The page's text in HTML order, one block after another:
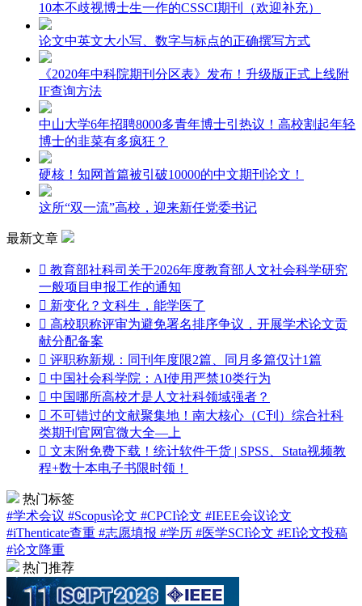
10本不歧视博士生一作的CSSCI期刊（欢迎补充）
论文中英文大小写、数字与标点的正确撰写方式
《2020年中科院期刊分区表》发布！升级版正式上线附
IF查询方法
中山大学6年招聘8000多青年博士引热议！高校割起年轻
博士的韭菜有多疯狂？
硬核！知网首篇被引破10000的中文期刊论文！
这所“双一流”高校，迎来新任党委书记
最新文章
 教育部社科司关于2026年度教育部人文社会科学研究
一般项目申报工作的通知
 新变化？文科生，能学医了
 高校职称评审为避免署名排序争议，开展学术论文贡
献分配备案
 评职称新规：同刊年度限2篇、同月多篇仅计1篇
 中国社会科学院：AI使用严禁10类行为
 中国哪所高校才是人文社科领域强者？
 不可错过的文献聚集地！南大核心（C刊）综合社科
类期刊官网官微大全—上
 文末附免费下载！统计软件干货 | SPSS、Stata视频教
程+数十本电子书限时领！
热门标签
#学术会议 #Scopus论文 #CPCI论文 #IEEE会议论文
#iThenticate查重 #志愿填报 #学历 #医学SCI论文 #EI论文投稿
#论文降重
热门推荐